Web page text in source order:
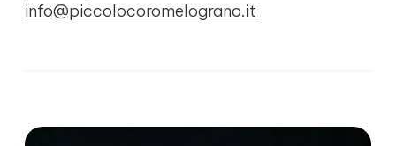
info@piccolocoromelograno.it